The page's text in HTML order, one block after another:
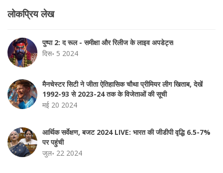
लोकप्रिय लेख
पुष्पा 2: द रूल - समीक्षा और रिलीज के लाइव अपडेट्स
दिस॰ 5 2024
मैनचेस्टर सिटी ने जीता ऐतिहासिक चौथा प्रीमियर लीग खिताब, देखें
1992-93 से 2023-24 तक के विजेताओं की सूची
मई 20 2024
आर्थिक सर्वेक्षण, बजट 2024 LIVE: भारत की जीडीपी वृद्धि 6.5-7%
पर पहुंची
जुल॰ 22 2024